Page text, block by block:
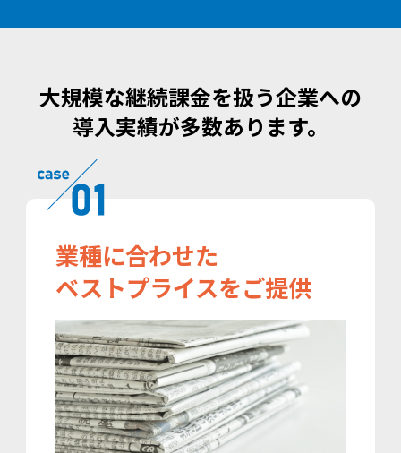
大規模な継続課金を扱う企業への
導入実績が多数あります。
業種に合わせた
ベストプライスをご提供